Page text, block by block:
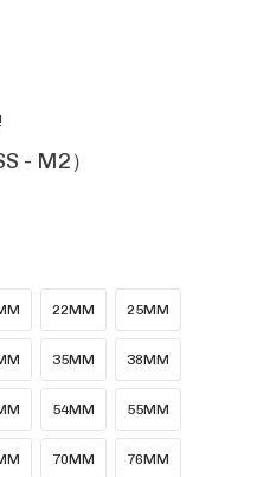
- M2）
22MM 25MM
35MM 38MM
54MM 55MM
70MM 76MM